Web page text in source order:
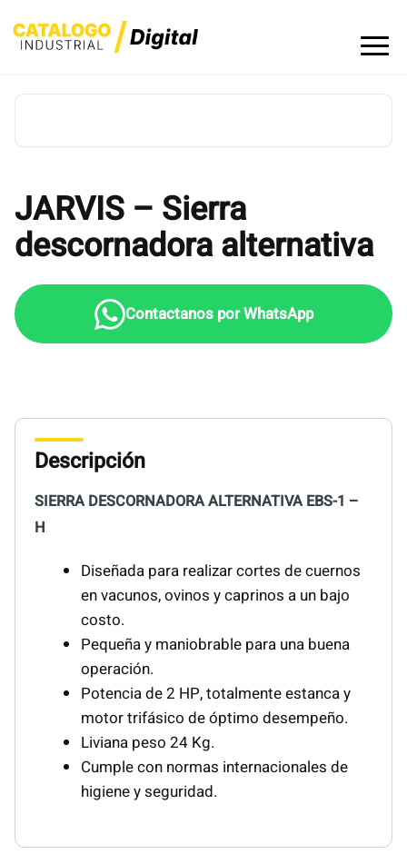
to
JARVIS – Sierra
descornadora alternativa
Descripción
SIERRA DESCORNADORA ALTERNATIVA EBS-1 –
H
Diseñada para realizar cortes de cuernos
en vacunos, ovinos y caprinos a un bajo
costo.
Pequeña y maniobrable para una buena
operación.
Potencia de 2 HP, totalmente estanca y
motor trifásico de óptimo desempeño.
Liviana peso 24 Kg.
Cumple con normas internacionales de
higiene y seguridad.